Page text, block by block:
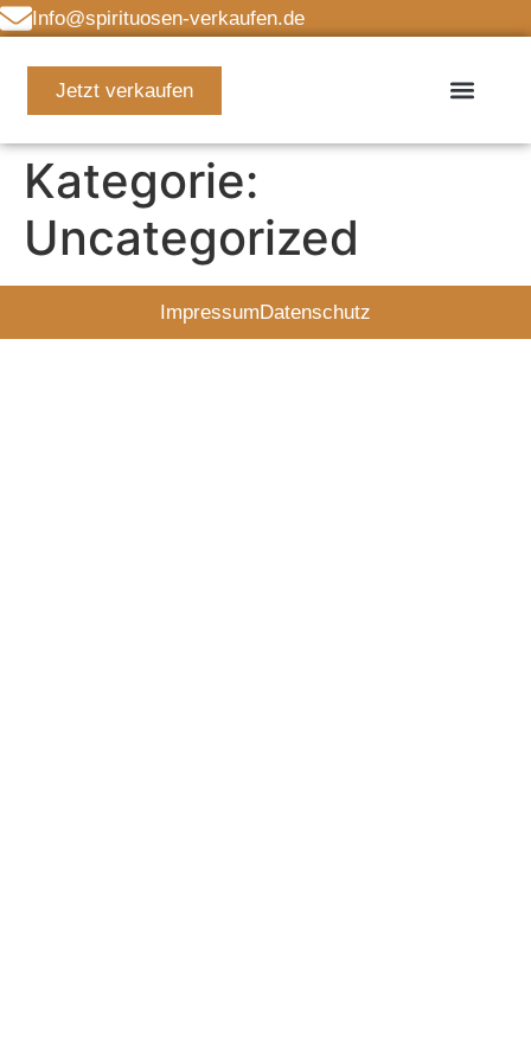
Info@spirituosen-verkaufen.de
Jetzt verkaufen
Kategorie:
Uncategorized
ImpressumDatenschutz